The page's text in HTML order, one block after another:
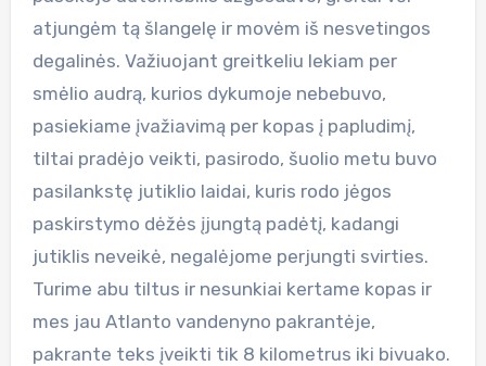
atjungėm tą šlangelę ir movėm iš nesvetingos
degalinės. Važiuojant greitkeliu lekiam per
smėlio audrą, kurios dykumoje nebebuvo,
pasiekiame įvažiavimą per kopas į papludimį,
tiltai pradėjo veikti, pasirodo, šuolio metu buvo
pasilankstę jutiklio laidai, kuris rodo jėgos
paskirstymo dėžės įjungtą padėtį, kadangi
jutiklis neveikė, negalėjome perjungti svirties.
Turime abu tiltus ir nesunkiai kertame kopas ir
mes jau Atlanto vandenyno pakrantėje,
pakrante teks įveikti tik 8 kilometrus iki bivuako.